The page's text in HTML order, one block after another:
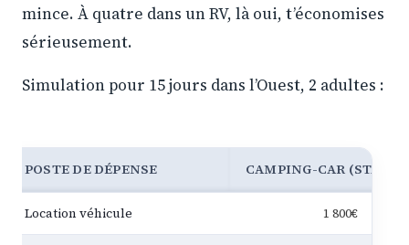
mince. À quatre dans un RV, là oui, t’économises
sérieusement.
Simulation pour 15 jours dans l’Ouest, 2 adultes :
POSTE DE DÉPENSE CAMPING-CAR
Location véhicule 1 800€